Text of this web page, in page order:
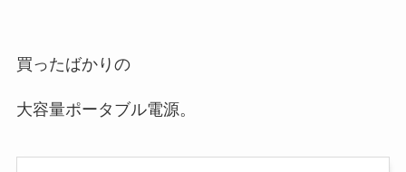
買ったばかりの
大容量ポータブル電源。